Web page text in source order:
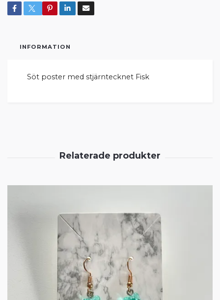
INFORMATION
Söt poster med stjärntecknet Fisk